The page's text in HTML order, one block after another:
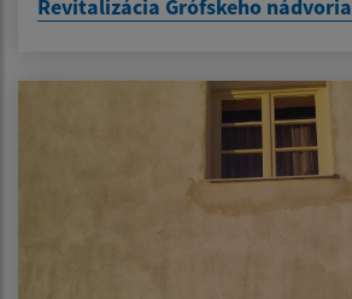
Revitalizácia Grófskeho nádvoria